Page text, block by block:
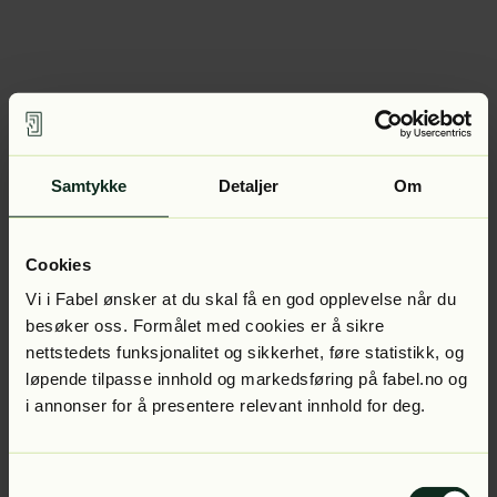
Samtykke Detaljer Om
Cookies
Vi i Fabel ønsker at du skal få en god opplevelse når du
besøker oss. Formålet med cookies er å sikre
nettstedets funksjonalitet og sikkerhet, føre statistikk, og
løpende tilpasse innhold og markedsføring på fabel.no og
i annonser for å presentere relevant innhold for deg.